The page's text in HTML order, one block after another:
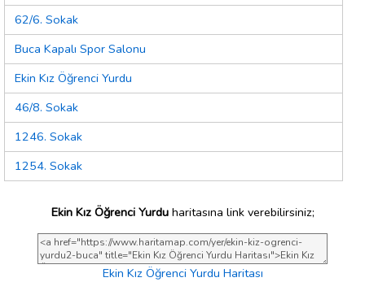
62/6. Sokak
Buca Kapalı Spor Salonu
Ekin Kız Öğrenci Yurdu
46/8. Sokak
1246. Sokak
1254. Sokak
Ekin Kız Öğrenci Yurduharitasına link verebilirsiniz;
Ekin Kız Öğrenci Yurdu Haritası